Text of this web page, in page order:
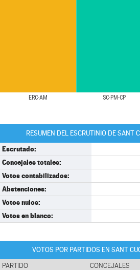
ERC-AM SC-PM-CP
RESUMEN DEL ESCRUTINIO DE SANT
Escrutado:
Concejales totales:
Votos contabilizados:
Abstenciones:
Votos nulos:
Votos en blanco:
VOTOS POR PARTIDOS EN SANT
PARTIDO CONCEJALES